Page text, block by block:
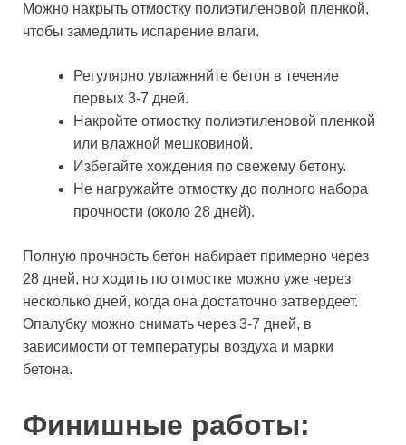
Можно накрыть отмостку полиэтиленовой пленкой,
чтобы замедлить испарение влаги.
Регулярно увлажняйте бетон в течение
первых 3-7 дней.
Накройте отмостку полиэтиленовой пленкой
или влажной мешковиной.
Избегайте хождения по свежему бетону.
Не нагружайте отмостку до полного набора
прочности (около 28 дней).
Полную прочность бетон набирает примерно через
28 дней, но ходить по отмостке можно уже через
несколько дней, когда она достаточно затвердеет.
Опалубку можно снимать через 3-7 дней, в
зависимости от температуры воздуха и марки
бетона.
Финишные работы: